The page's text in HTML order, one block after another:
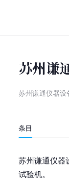
苏州谦
苏州谦通仪器设
条目
苏州谦通仪器
试验机。